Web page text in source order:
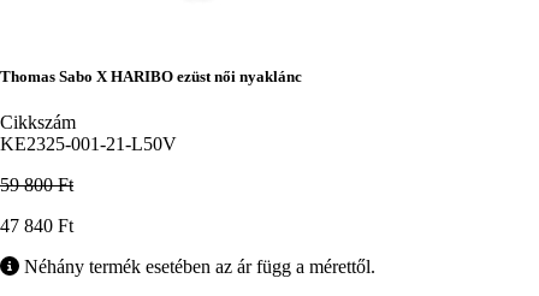
Thomas Sabo X HARIBO ezüst női nyaklánc
Cikkszám
KE2325-001-21-L50V
59 800 Ft
Ár
47 840 Ft
Néhány termék esetében az ár függ a mérettől.